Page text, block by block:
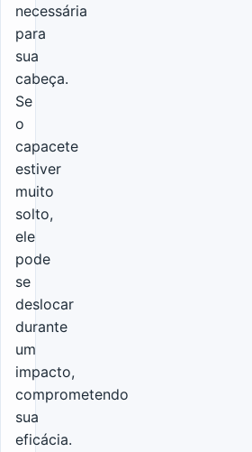
necessária
para
sua
cabeça.
Se
o
capacete
estiver
muito
solto,
ele
pode
se
deslocar
durante
um
impacto,
comprometendo
sua
eficácia.